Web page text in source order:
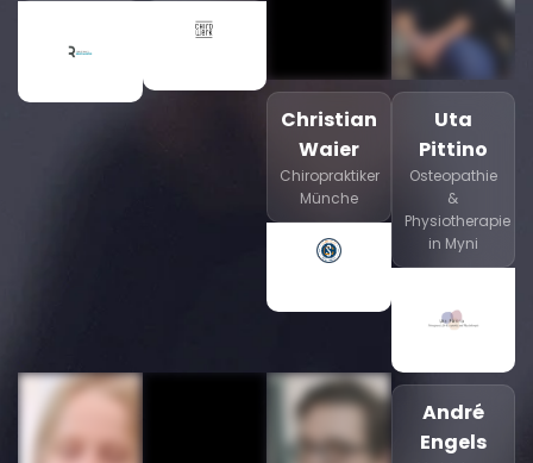
Christian
Waier
Chiropraktiker
Münche
Uta
Pittino
Osteopathie
&
Physiotherapie
in Myni
André
Engels